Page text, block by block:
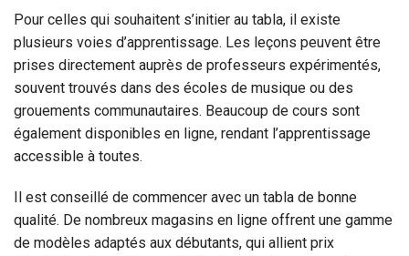
Pour celles qui souhaitent s’initier au tabla, il existe
plusieurs voies d’apprentissage. Les leçons peuvent être
prises directement auprès de professeurs expérimentés,
souvent trouvés dans des écoles de musique ou des
grouements communautaires. Beaucoup de cours sont
également disponibles en ligne, rendant l’apprentissage
accessible à toutes.
Il est conseillé de commencer avec un tabla de bonne
qualité. De nombreux magasins en ligne offrent une gamme
de modèles adaptés aux débutants, qui allient prix